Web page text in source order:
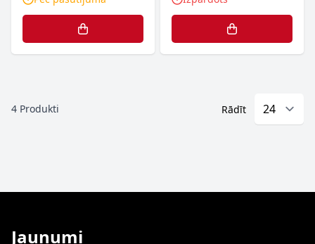
4 Produkti Rādīt
Jaunumi